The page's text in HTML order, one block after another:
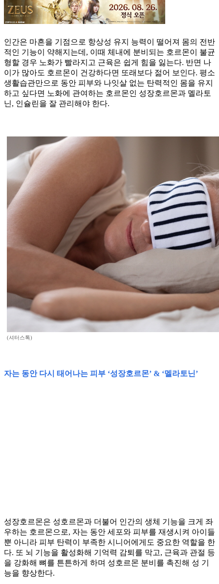
인간은 마흔을 기점으로 항상성 유지 능력이 떨어져 몸의 전반
적인 기능이 약해지는데, 이때 체내에 분비되는 호르몬이 불균
형할 경우 노화가 빨라지고 근육은 쉽게 힘을 잃는다. 반면 나
이가 많아도 호르몬이 건강하다면 또래보다 젊어 보인다. 평소
생활습관만으로 동안 피부와 나잇살 없는 탄력적인 몸을 유지
하고 싶다면 노화에 관여하는 호르몬인 성장호르몬과 멜라토
닌, 인슐린을 잘 관리해야 한다.
(셔터스톡)
자는 동안 다시 태어나는 피부 ‘성장호르몬’ & ‘멜라토닌’
성장호르몬은 성호르몬과 더불어 인간의 생체 기능을 크게 좌
우하는 호르몬으로, 자는 동안 세포와 피부를 재생시켜 아이들
뿐 아니라 피부 탄력이 부족한 시니어에게도 중요한 역할을 한
다. 또 뇌 기능을 활성화해 기억력 감퇴를 막고, 근육과 관절 등
을 강화해 뼈를 튼튼하게 하며 성호르몬 분비를 촉진해 성 기
능을 향상한다.